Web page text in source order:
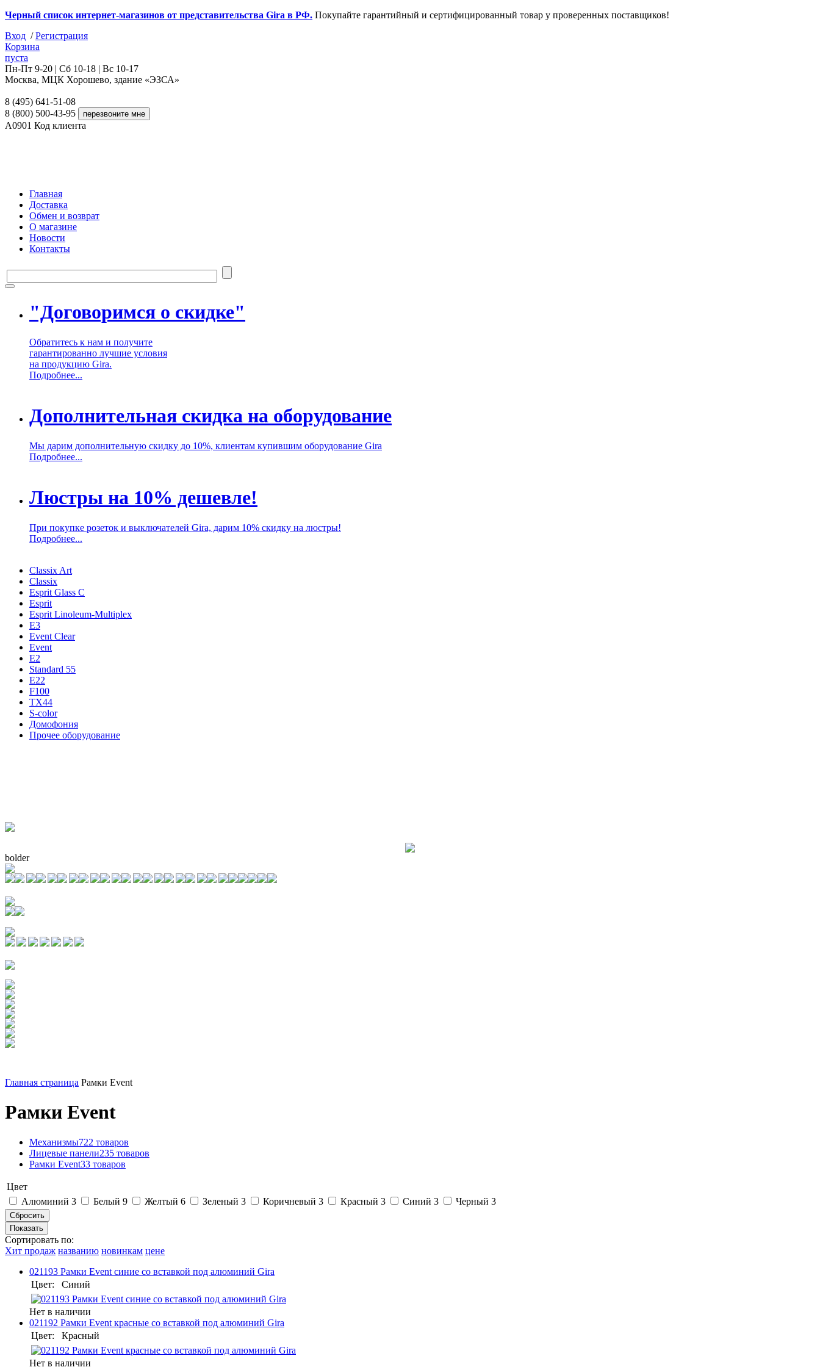
Черный список интернет-магазинов от представительства Gira в РФ. Покупайте гарантийный и сертифицированный товар у проверенных поставщиков!
Вход /Регистрация
Корзина
пуста
Пн-Пт 9-20 | Сб 10-18 | Вс 10-17
Москва, МЦК Хорошево, здание «ЭЗСА»
8 (495) 641-51-08
8 (800) 500-43-95
A0901 Код клиента
Главная
Доставка
Обмен и возврат
О магазине
Новости
Контакты
"Договоримся о скидке"
Обратитесь к нам и получите
гарантированно лучшие условия
на продукцию Gira.
Подробнее...
Дополнительная скидка на оборудование
Мы дарим дополнительную скидку до 10%, клиентам купившим оборудование Gira
Подробнее...
Люстры на 10% дешевле!
При покупке розеток и выключателей Gira, дарим 10% скидку на люстры!
Подробнее...
Classix Art
Classix
Esprit Glass C
Esprit
Esprit Linoleum-Multiplex
E3
Event Clear
Event
E2
Standard 55
E22
F100
TX44
S-color
Домофония
Прочее оборудование
bolder
Главная страница Рамки Event
Рамки Event
Механизмы722 товаров
Лицевые панели235 товаров
Рамки Event33 товаров
Цвет
Алюминий 3 Белый 9 Желтый 6 Зеленый 3 Коричневый 3 Красный 3 Синий 3 Черный 3
Сортировать по:
Хит продаж названию новинкам цене
021193 Рамки Event синие со вставкой под алюминий Gira
Цвет:
Синий
Нет в наличии
021192 Рамки Event красные со вставкой под алюминий Gira
Цвет:
Красный
Нет в наличии